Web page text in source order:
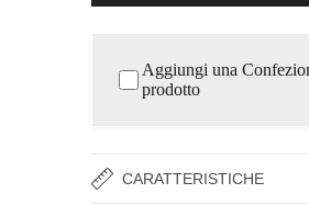
Aggiungi una
prodotto
CARATTERISTICHE